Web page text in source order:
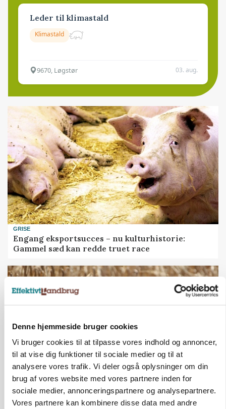
Denne hjemmeside bruger cookies
Vi bruger cookies til at tilpasse vores indhold og annoncer,
til at vise dig funktioner til sociale medier og til at
analysere vores trafik. Vi deler også oplysninger om din
brug af vores website med vores partnere inden for
sociale medier, annonceringspartnere og analysepartnere.
Vores partnere kan kombinere disse data med andre
Leder til klimastald
Klimastald
9670, Løgstør 03. aug.
GRISE
Engang eksportsucces – nu kulturhistorie:
Gammel sæd kan redde truet race
PLANTER
KWS Rallys topper årets sortsforsøg i vinterbyg